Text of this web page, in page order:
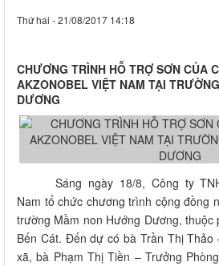
Thứ hai - 21/08/2017 14:18
CHƯƠNG TRÌNH HỖ TRỢ SƠN CỦA
AKZONOBEL VIỆT NAM TẠI
DƯƠNG
Sáng ngày 18/8, Công ty
Nam tổ chức chương trình cộng đồng
trường Mầm non Hướng Dương, thuộc
Bến Cát. Đến dự có bà Trần Thị Thảo
xã, bà Phạm Thị Tiền – Trưởng